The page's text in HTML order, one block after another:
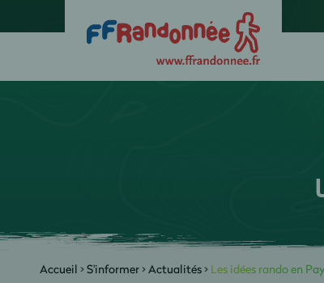
Accueil >S'informer>Actualités> Les idées rando en